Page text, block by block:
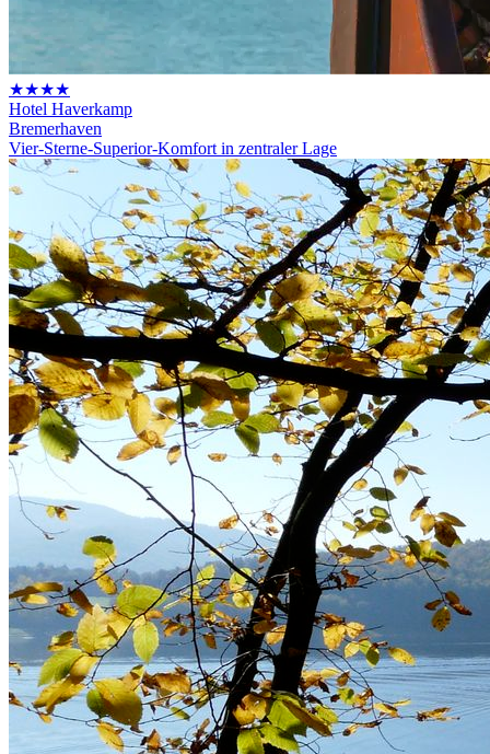
★★★★
Hotel Haverkamp
Bremerhaven
Vier-Sterne-Superior-Komfort in zentraler Lage